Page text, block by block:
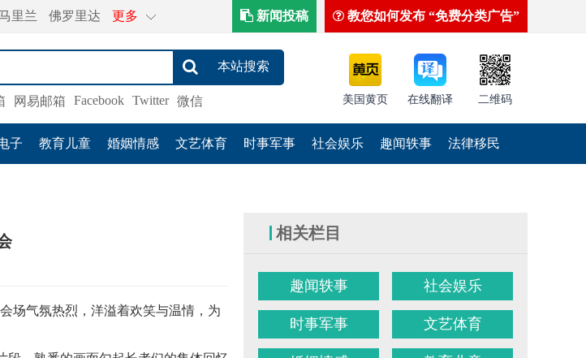
里兰 佛罗里达 更多 教您如何发布 “免费分类广告”
新闻投稿
网易邮箱 Facebook Twitter 微信 美国黄页 在线翻译 二维码
子 教育儿童 婚姻情感 文艺体育 时事军事 社会娱乐 趣闻轶事 法律移民
场气氛热烈，洋溢着欢笑与温情，为
相关栏目
趣闻轶事 社会娱乐
时事军事 文艺体育